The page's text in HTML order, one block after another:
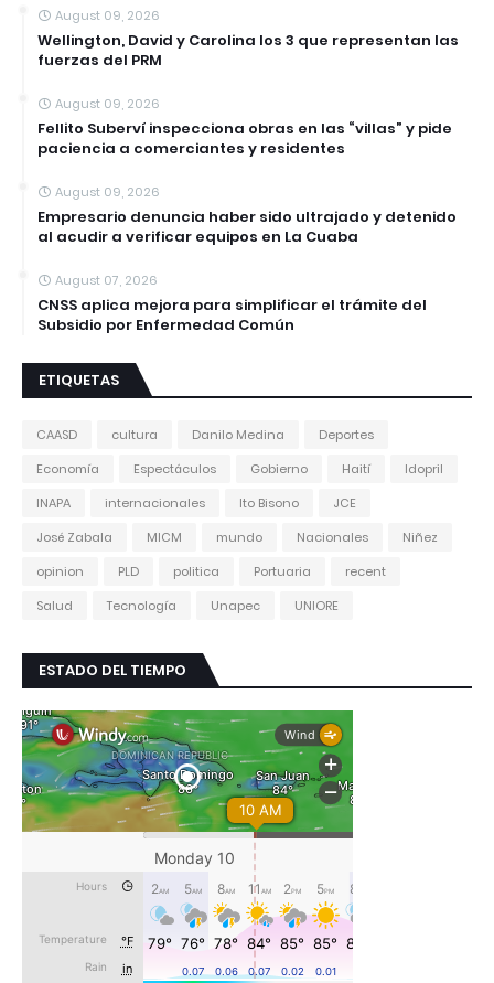
August 09, 2026
Wellington, David y Carolina los 3 que representan las
fuerzas del PRM
August 09, 2026
Fellito Suberví inspecciona obras en las “villas” y pide
paciencia a comerciantes y residentes
August 09, 2026
Empresario denuncia haber sido ultrajado y detenido
al acudir a verificar equipos en La Cuaba
August 07, 2026
CNSS aplica mejora para simplificar el trámite del
Subsidio por Enfermedad Común
ETIQUETAS
CAASD cultura Danilo Medina
Deportes
Economía
Espectáculos Gobierno Haití
Idopril
INAPA
internacionales Ito Bisono
JCE
José Zabala
MICM mundo Nacionales
Niñez
opinion
PLD politica Portuaria
recent
Salud
Tecnología Unapec UNIORE
ESTADO DEL TIEMPO